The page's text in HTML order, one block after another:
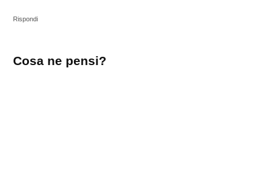
Rispondi
un
Cosa ne pensi?